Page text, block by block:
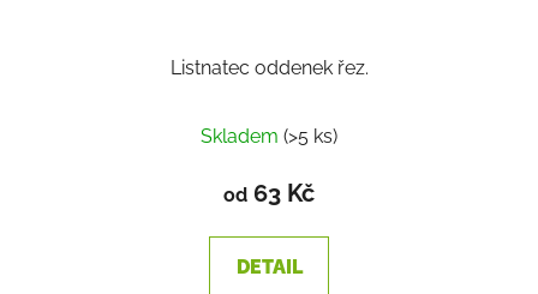
Listnatec oddenek řez.
Skladem (>5 ks)
od 63 Kč
DETAIL